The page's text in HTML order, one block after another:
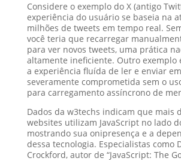
Considere o exemplo do X (antigo
experiência do usuário se baseia na
milhões de tweets em tempo real.
você teria que recarregar
para ver novos tweets, uma prática
altamente ineficiente. Outro exemplo
a experiência fluída de ler e enviar
severamente comprometida sem o
para carregamento assíncrono de
Dados da w3techs indicam que mais
websites utilizam JavaScript no lado
mostrando sua onipresença e a
dessa tecnologia. Especialistas como
Crockford, autor de “JavaScript: The